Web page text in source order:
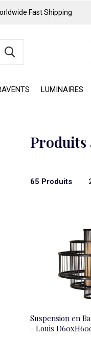
LUMINAIRES
Fast Shipping
Produits
65 Produits
Suspension en
- Louis